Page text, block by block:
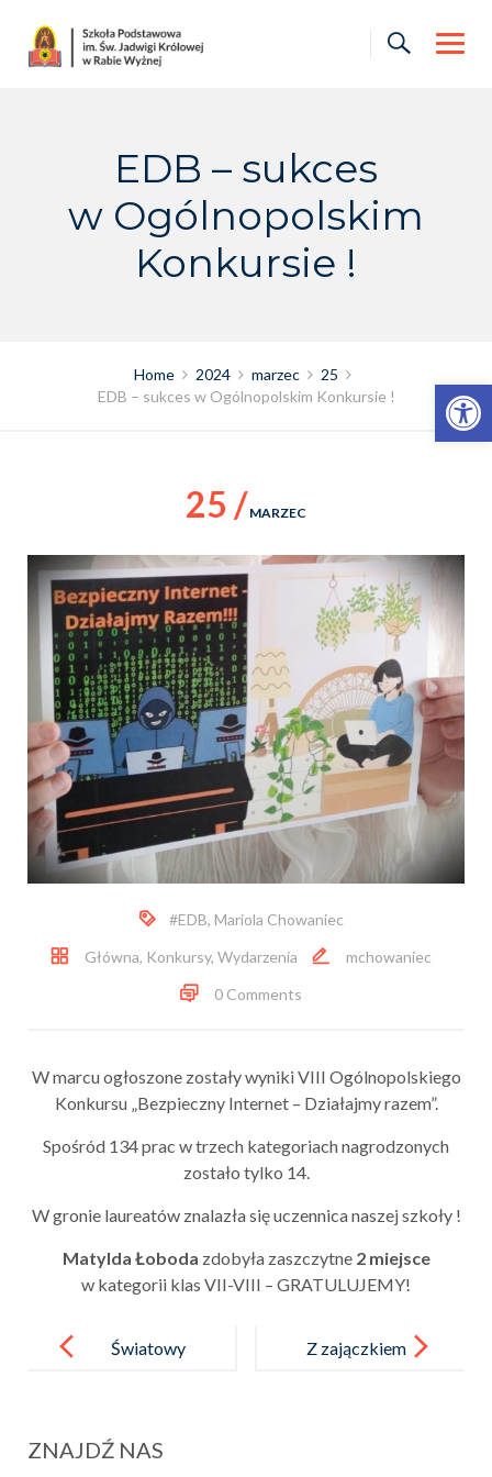
Otwórz pasek narzędzi
content
EDB – sukces
w Ogólnopolskim
Konkursie !
Home 2024 marzec
25
EDB – sukces w Ogólnopolskim Konkursie !
25 / MARZEC
#EDB, Mariola Chowaniec
Główna, Konkursy, Wydarzenia
mchowaniec
0 Comments
W marcu ogłoszone zostały wyniki VIII Ogólnopolskiego
Konkursu „Bezpieczny Internet – Działajmy razem”.
Spośród 134 prac w trzech kategoriach nagrodzonych
zostało tylko 14.
W gronie laureatów znalazła się uczennica naszej szkoły !
Matylda Łoboda zdobyła zaszczytne2 miejsce
w kategorii klas VII-VIII – GRATULUJEMY!
navigation
Światowy
Z zajączkiem
ZNAJDŹ NAS